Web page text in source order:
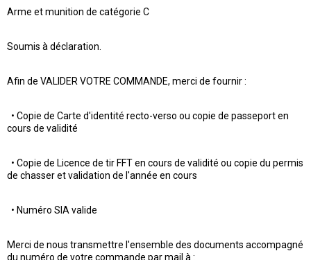
Arme et munition de catégorie C
Soumis à déclaration.
Afin de VALIDER VOTRE COMMANDE, merci de fournir :
• Copie de Carte d'identité recto-verso ou copie de passeport en
cours de validité
• Copie de Licence de tir FFT en cours de validité ou copie du permis
de chasser et validation de l'année en cours
• Numéro SIA valide
Merci de nous transmettre l'ensemble des documents accompagné
du numéro de votre commande par mail à :